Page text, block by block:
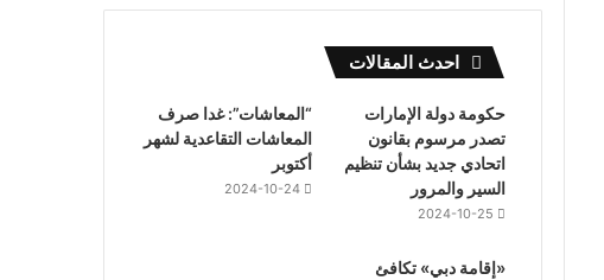
احدث المقالات
حكومة دولة الإمارات
تصدر مرسوم بقانون
اتحادي جديد بشأن تنظيم
السير والمرور
2024-10-25
“المعاشات”: غدا صرف
المعاشات التقاعدية لشهر
أكتوبر
2024-10-24
«إقامة دبي» تكافئ